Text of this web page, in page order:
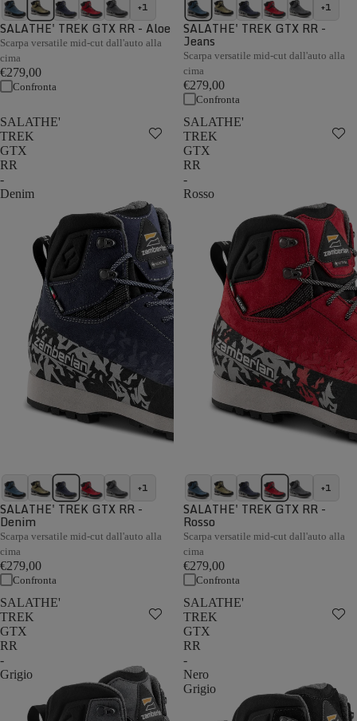
+1
SALATHE' TREK GTX RR - Aloe
Scarpa versatile mid-cut dall'auto alla
cima
€279,00
Confronta
+1
SALATHE' TREK GTX RR -
Jeans
Scarpa versatile mid-cut dall'auto alla
cima
€279,00
Confronta
SALATHE'
TREK
GTX
RR
-
Denim
+1
SALATHE' TREK GTX RR -
Denim
Scarpa versatile mid-cut dall'auto alla
cima
€279,00
Confronta
SALATHE'
TREK
GTX
RR
-
Rosso
+1
SALATHE' TREK GTX RR -
Rosso
Scarpa versatile mid-cut dall'auto alla
cima
€279,00
Confronta
SALATHE'
TREK
GTX
RR
-
Grigio
SALATHE'
TREK
GTX
RR
-
Nero
Grigio